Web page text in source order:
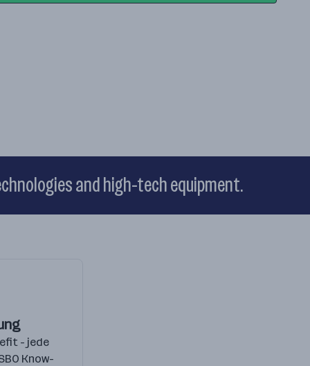
and high-tech equipment.
- jede
Know-